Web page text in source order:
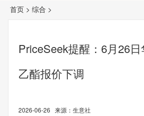
首页 > 综合 >
PriceSeek提醒：6月26
乙酯报价下调
2026-06-26 来源：生意社